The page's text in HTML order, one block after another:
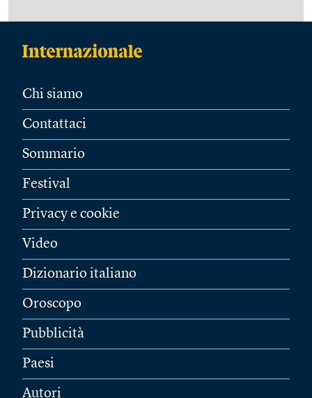
Chi siamo
Contattaci
Sommario
Festival
Privacy e cookie
Video
Dizionario italiano
Oroscopo
Pubblicità
Paesi
Autori